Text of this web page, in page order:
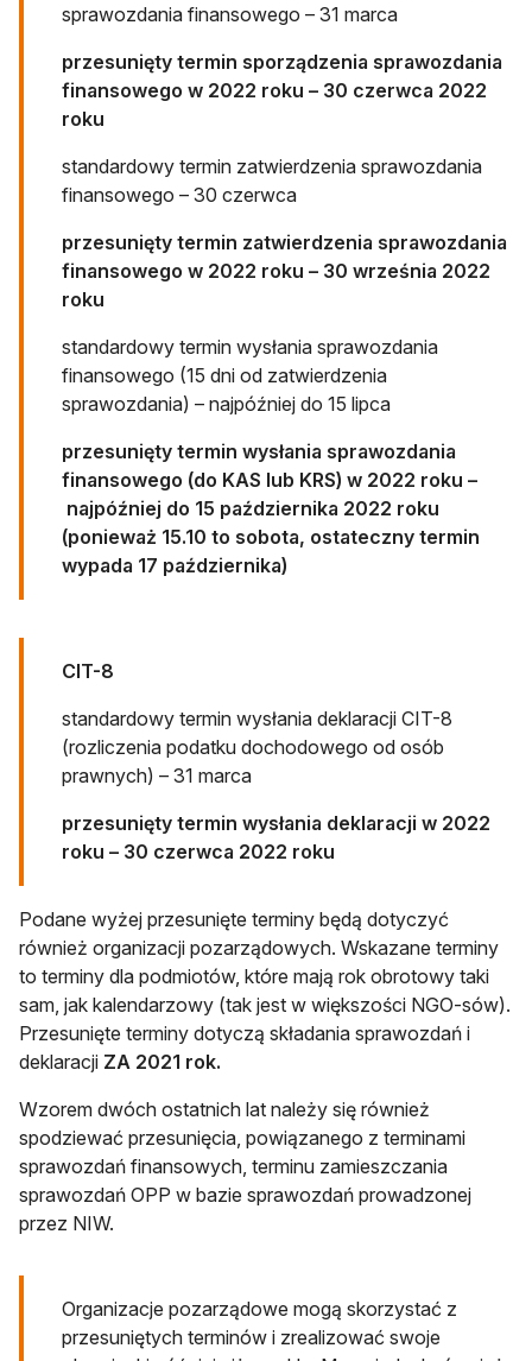
sprawozdania finansowego – 31 marca
przesunięty termin sporządzenia sprawozdania
finansowego w 2022 roku – 30 czerwca 2022
roku
standardowy termin zatwierdzenia sprawozdania
finansowego – 30 czerwca
przesunięty termin zatwierdzenia sprawozdania
finansowego w 2022 roku – 30 września 2022
roku
standardowy termin wysłania sprawozdania
finansowego (15 dni od zatwierdzenia
sprawozdania) – najpóźniej do 15 lipca
przesunięty termin wysłania sprawozdania
finansowego (do KAS lub KRS) w 2022 roku –
najpóźniej do 15 października 2022 roku
(ponieważ 15.10 to sobota, ostateczny termin
wypada 17 października)
CIT-8
standardowy termin wysłania deklaracji CIT-8
(rozliczenia podatku dochodowego od osób
prawnych) – 31 marca
przesunięty termin wysłania deklaracji w 2022
roku – 30 czerwca 2022 roku
Podane wyżej przesunięte terminy będą dotyczyć
również organizacji pozarządowych. Wskazane terminy
to terminy dla podmiotów, które mają rok obrotowy taki
sam, jak kalendarzowy (tak jest w większości NGO-sów).
Przesunięte terminy dotyczą składania sprawozdań i
deklaracji ZA 2021 rok.
Wzorem dwóch ostatnich lat należy się również
spodziewać przesunięcia, powiązanego z terminami
sprawozdań finansowych, terminu zamieszczania
sprawozdań OPP w bazie sprawozdań prowadzonej
przez NIW.
Organizacje pozarządowe mogą skorzystać z
przesuniętych terminów i zrealizować swoje